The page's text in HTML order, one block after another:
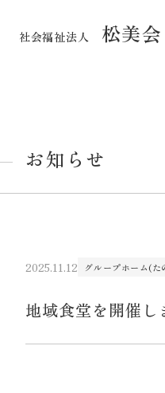
社会福祉法人 松美会
お知らせ
2025.11.12 グループホーム(た
地域食堂を開催し